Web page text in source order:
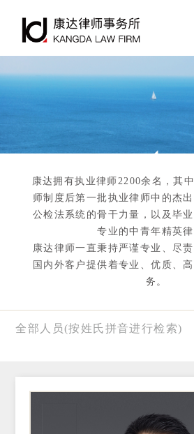
康达拥有执业律师2200余名，其
师制度后第一批执业律师中的杰
公检法系统的骨干力量，以及毕
专业的中青年精英律
康达律师一直秉持严谨专业、尽
国内外客户提供着专业、优质、
务。
全部人员(按姓氏拼音进行检索)